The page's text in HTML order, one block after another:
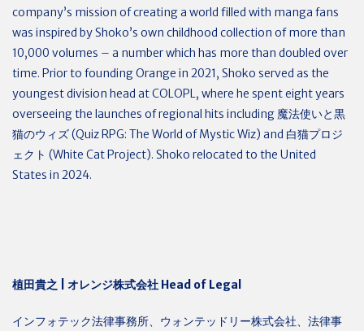
company’s mission of creating a world filled with manga fans
was inspired by Shoko’s own childhood collection of more than
10,000 volumes – a number which has more than doubled over
time. Prior to founding Orange in 2021, Shoko served as the
youngest division head at COLOPL, where he spent eight years
overseeing the launches of regional hits including 魔法使いと黒
猫のウィズ(Quiz RPG: The World of Mystic Wiz) and 白猫プロジ
ェクト (White Cat Project). Shoko relocated to the United
States in 2024.
植田貴之 オレンジ株式会社 Head of Legal
インフォテック法律事務所、ウォンテッドリー株式会社、法律事